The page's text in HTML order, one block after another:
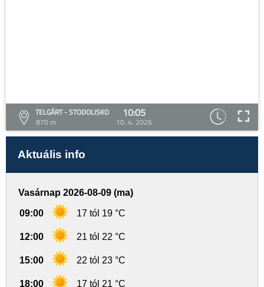
TELGÁRT - STODOLISKO
870 m
10:05
10. 4. 2026
Aktuális info
Vasárnap 2026-08-09 (ma)
09:00 17 tól 19 °C
12:00 21 tól 22 °C
15:00 22 tól 23 °C
18:00 17 tól 21 °C